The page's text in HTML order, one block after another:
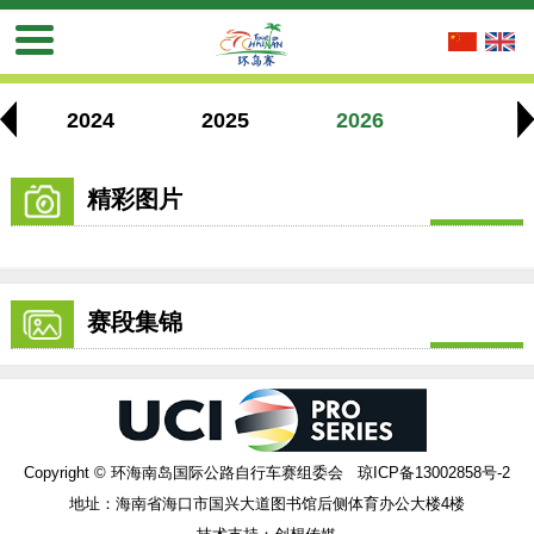
2024 2025 2026
精彩图片
赛段集锦
Copyright © 环海南岛国际公路自行车赛组委会 琼ICP备13002858号-2
地址：海南省海口市国兴大道图书馆后侧体育办公大楼4楼